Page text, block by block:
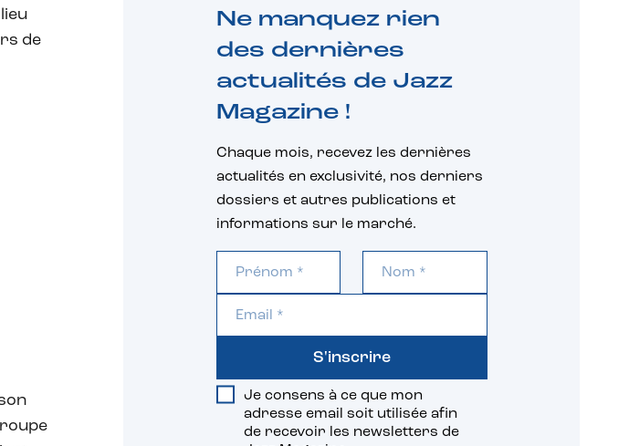
de
Ne manquez rien
des dernières
actualités de Jazz
Magazine !
Chaque mois, recevez les dernières
actualités en exclusivité, nos derniers
dossiers et autres publications et
informations sur le marché.
Je consens à ce que mon
adresse email soit utilisée afin
de recevoir les newsletters de
S'inscrire